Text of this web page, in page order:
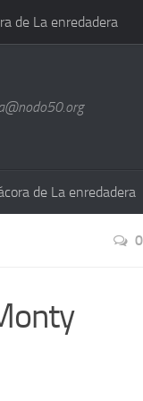
de La enredadera
de La enredadera
0